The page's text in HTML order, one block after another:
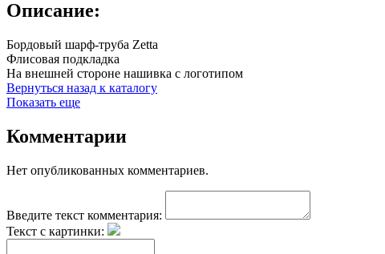
Описание:
Бордовый шарф-труба Zetta
Флисовая подкладка
На внешней стороне нашивка с логотипом
Вернуться назад к каталогу
Показать еще
Комментарии
Нет опубликованных комментариев.
Введите текст комментария:
Текст с картинки: